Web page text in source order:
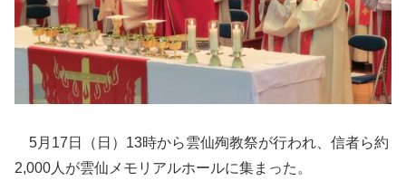
5月17日（日）13時から雲仙殉教祭が行われ、信者ら約
2,000人が雲仙メモリアルホールに集まった。